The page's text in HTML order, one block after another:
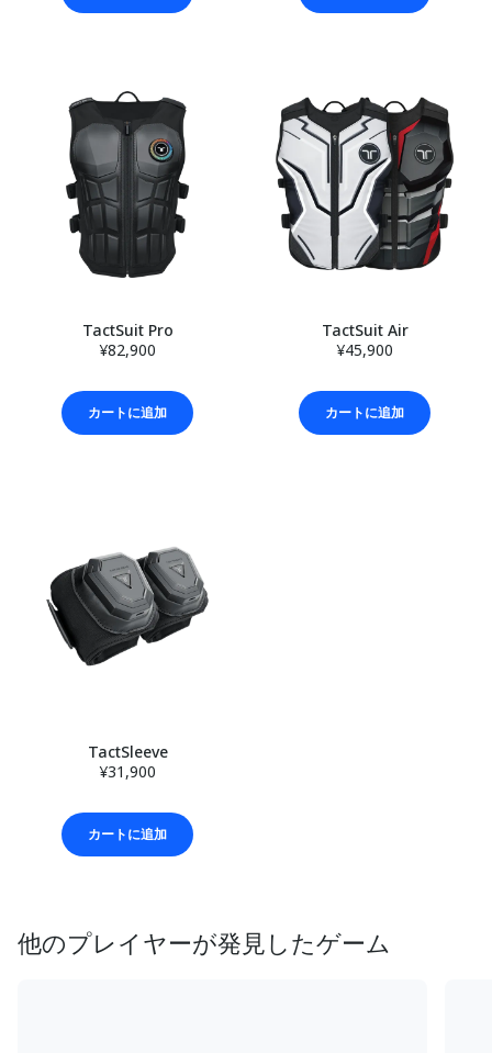
TactSuit Pro
¥82,900
カートに追加
TactSuit Air
¥45,900
カートに追加
TactSleeve
¥31,900
カートに追加
他のプレイヤーが発見したゲーム